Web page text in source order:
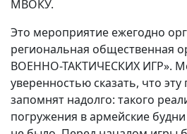
МВОКУ.
Это мероприятие ежегодно
региональная общественная
ВОЕННО-ТАКТИЧЕСКИХ ИГР».
уверенностью сказать, что эту
запомнят надолго: такого
погружения в армейские